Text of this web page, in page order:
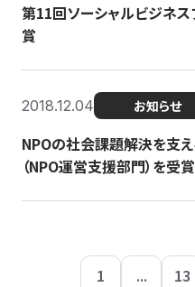
第11回ソーシャルビジネ
賞
2018.12.04 お知らせ
NPOの社会課題解決を支
（NPO運営支援部門）を受賞
1 ... 13